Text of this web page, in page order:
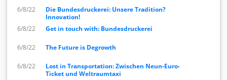
6/8/22
Die Bundesdruckerei: Unsere Tradition?
Innovation!
6/8/22
Get in touch with: Bundesdruckerei
6/8/22 The Future is Degrowth
6/8/22
Lost in Transportation: Zwischen Neun-Euro-
Ticket und Weltraumtaxi